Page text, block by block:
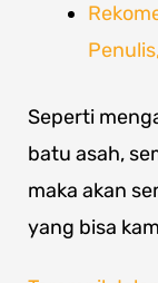
Seperti
batu asah,
maka akan
yang bisa